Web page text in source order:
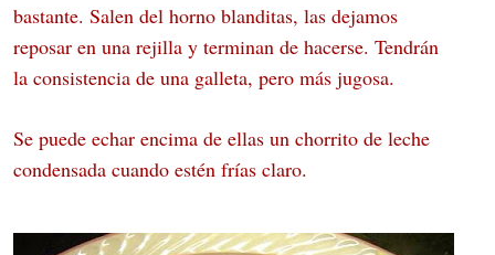
bastante. Salen del horno blanditas, las dejamos
reposar en una rejilla y terminan de hacerse. Tendrán
la consistencia de una galleta, pero más jugosa.
Se puede echar encima de ellas un chorrito de leche
condensada cuando estén frías claro.